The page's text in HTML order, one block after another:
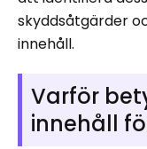
skyddsåtgärder
innehåll.
Varför
innehåll